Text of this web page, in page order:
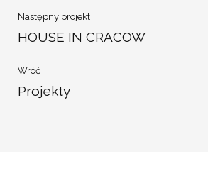
Następny projekt
HOUSE IN CRACOW
Wróć
Projekty